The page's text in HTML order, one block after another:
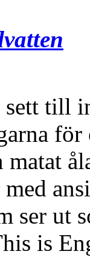
till
för
matat
ser ut
is